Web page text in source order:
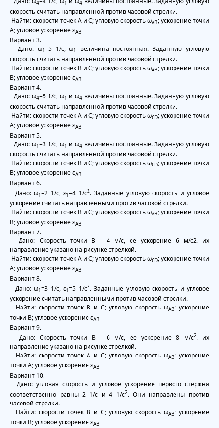
4 1 4
скорость считать направленной против часовой стрелки.
Найти: скорости точек А и C; угловую скорость ωAB; ускорение точки
А; угловое ускорение εAB
Вариант 3.
Дано: ω1=5 1/с, ω1
величина постоянная. Заданную угловую
скорость считать направленной против часовой стрелки.
Найти: скорости точек В и C; угловую скорость ωAB; ускорение точки
В; угловое ускорение εAB
Вариант 4.
Дано: ω4=5 1/с, ω1 и ω4 величины постоянные. Заданную угловую
скорость считать направленной против часовой стрелки.
Найти: скорости точек А и C; угловую скорость ωCD; ускорение точки
А; угловое ускорение εAB
Вариант 5.
Дано: ω1=3 1/с, ω1 и ω4 величины постоянные. Заданную угловую
скорость считать направленной против часовой стрелки.
Найти: скорости точек B и C; угловую скорость ωCD; ускорение точки
B; угловое ускорение εAB
Вариант 6.
Дано: ω1=2 1/с, ε1=4 1/с2. Заданные угловую скорость и угловое
ускорение считать направленными против часовой стрелки.
Найти: скорости точек B и C; угловую скорость ωAB; ускорение точки
B; угловое ускорение εAB
Вариант 7.
Дано: Скорость точки В - 4 м/с, ее ускорение 6 м/с2, их
направление указано на рисунке стрелкой.
Найти: скорости точек А и C; угловую скорость ωCD; ускорение точки
А; угловое ускорение εAB
Вариант 8.
Дано: ω1=3 1/с, ε1=5 1/с2. Заданные угловую скорость и угловое
ускорение считать направленными против часовой стрелки.
Найти: скорости точек В и C; угловую скорость ωAB; ускорение
точки В; угловое ускорение εAB
Вариант 9.
Дано: Скорость точки В - 6 м/с, ее ускорение 8 м/с2, их
направление указано на рисунке стрелкой.
Найти: скорости точек А и C; угловую скорость ωAB; ускорение
точки А; угловое ускорение εAB
Вариант 10.
Дано: угловая скорость и угловое ускорение первого стержня
соответственно равны 2 1/с и 4 1/с2. Они направлены против
часовой стрелки.
Найти: скорости точек В и C; угловую скорость ωAB; ускорение
точки В; угловое ускорение εAB